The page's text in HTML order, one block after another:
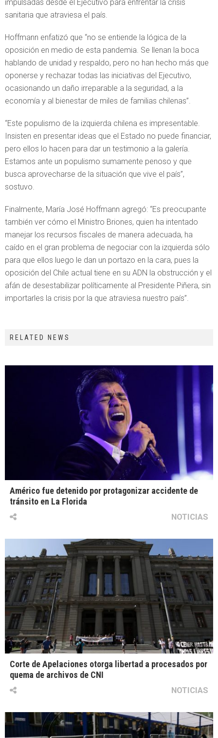
impulsadas desde el Ejecutivo para enfrentar la crisis
sanitaria que atraviesa el país.
Hoffmann enfatizó que “no se entiende la lógica de la
oposición en medio de esta pandemia. Se llenan la boca
hablando de unidad y respaldo, pero no han hecho más que
oponerse y rechazar todas las iniciativas del Ejecutivo,
ocasionando un daño irreparable a la seguridad, a la
economía y al bienestar de miles de familias chilenas”.
“Este populismo de la izquierda chilena es impresentable.
Insisten en presentar ideas que el Estado no puede financiar,
pero ellos lo hacen para dar un testimonio a la galería.
Estamos ante un populismo sumamente penoso y que
busca aprovecharse de la situación que vive el país”,
sostuvo.
Finalmente, María José Hoffmann agregó: “Es preocupante
también ver cómo el Ministro Briones, quien ha intentado
manejar los recursos fiscales de manera adecuada, ha
caído en el gran problema de negociar con la izquierda sólo
para que ellos luego le dan un portazo en la cara, pues la
oposición del Chile actual tiene en su ADN la obstrucción y el
afán de desestabilizar políticamente al Presidente Piñera, sin
importarles la crisis por la que atraviesa nuestro país”.
RELATED NEWS
Américo fue detenido por protagonizar accidente de
tránsito en La Florida
NOTICIAS
Corte de Apelaciones otorga libertad a procesados por
quema de archivos de CNI
NOTICIAS